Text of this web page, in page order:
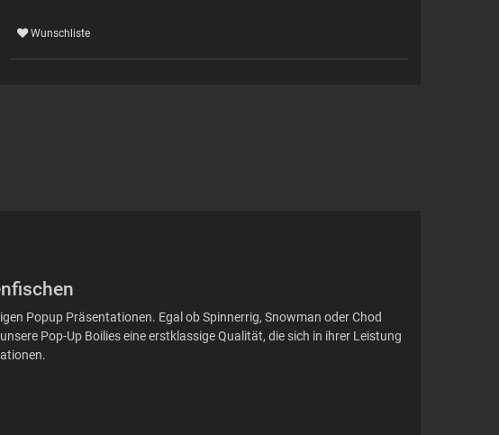
Wunschliste
Popup Präsentationen. Egal ob Spinnerrig, Snowman oder Chod
Pop-Up Boilies eine erstklassige Qualität, die sich in ihrer Leistung